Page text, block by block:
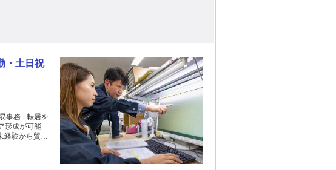
・土日祝
務 - 転居を
形成が可能